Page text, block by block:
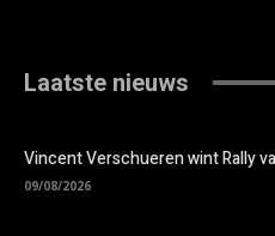
Laatste nieuws
Vincent Verschueren wint Rally
09/08/2026